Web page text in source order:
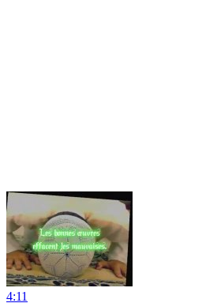
4:11